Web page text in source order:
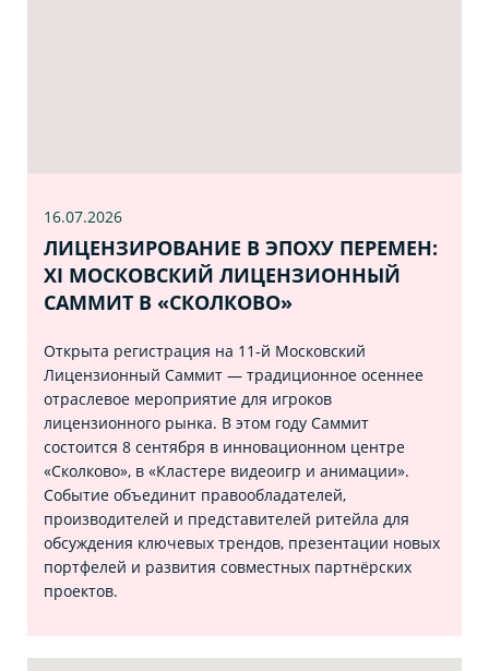
16.07.2026
ЛИЦЕНЗИРОВАНИЕ В ЭПОХУ ПЕРЕМЕН:
XI МОСКОВСКИЙ ЛИЦЕНЗИОННЫЙ
САММИТ В «СКОЛКОВО»
Открыта регистрация на 11‑й Московский
Лицензионный Саммит — традиционное осеннее
отраслевое мероприятие для игроков
лицензионного рынка. В этом году Саммит
состоится 8 сентября в инновационном центре
«Сколково», в «Кластере видеоигр и анимации».
Событие объединит правообладателей,
производителей и представителей ритейла для
обсуждения ключевых трендов, презентации новых
портфелей и развития совместных партнёрских
проектов.